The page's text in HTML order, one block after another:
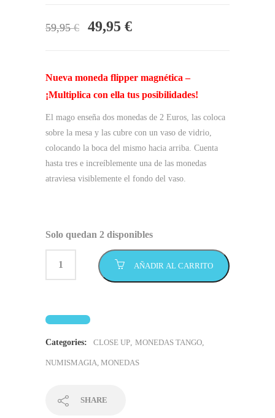
59,95€
El
era:
59,95 €.
49,95 €El
es:
49,95 €.
Nueva moneda flipper magnética –
¡Multiplica con ella tus posibilidades!
El mago enseña dos monedas de 2 Euros, las coloca
sobre la mesa y las cubre con un vaso de vidrio,
colocando la boca del mismo hacia arriba. Cuenta
hasta tres e increíblemente una de las monedas
atraviesa visiblemente el fondo del vaso.
Solo quedan 2 disponibles
AÑADIR AL CARRITO
Categories: CLOSE UP, MONEDAS TANGO,
NUMISMAGIA, MONEDAS
SHARE